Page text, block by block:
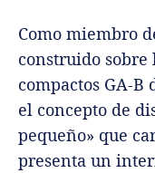
Como miembro
construido
compactos GA-B
el concepto de
pequeño» que
presenta un